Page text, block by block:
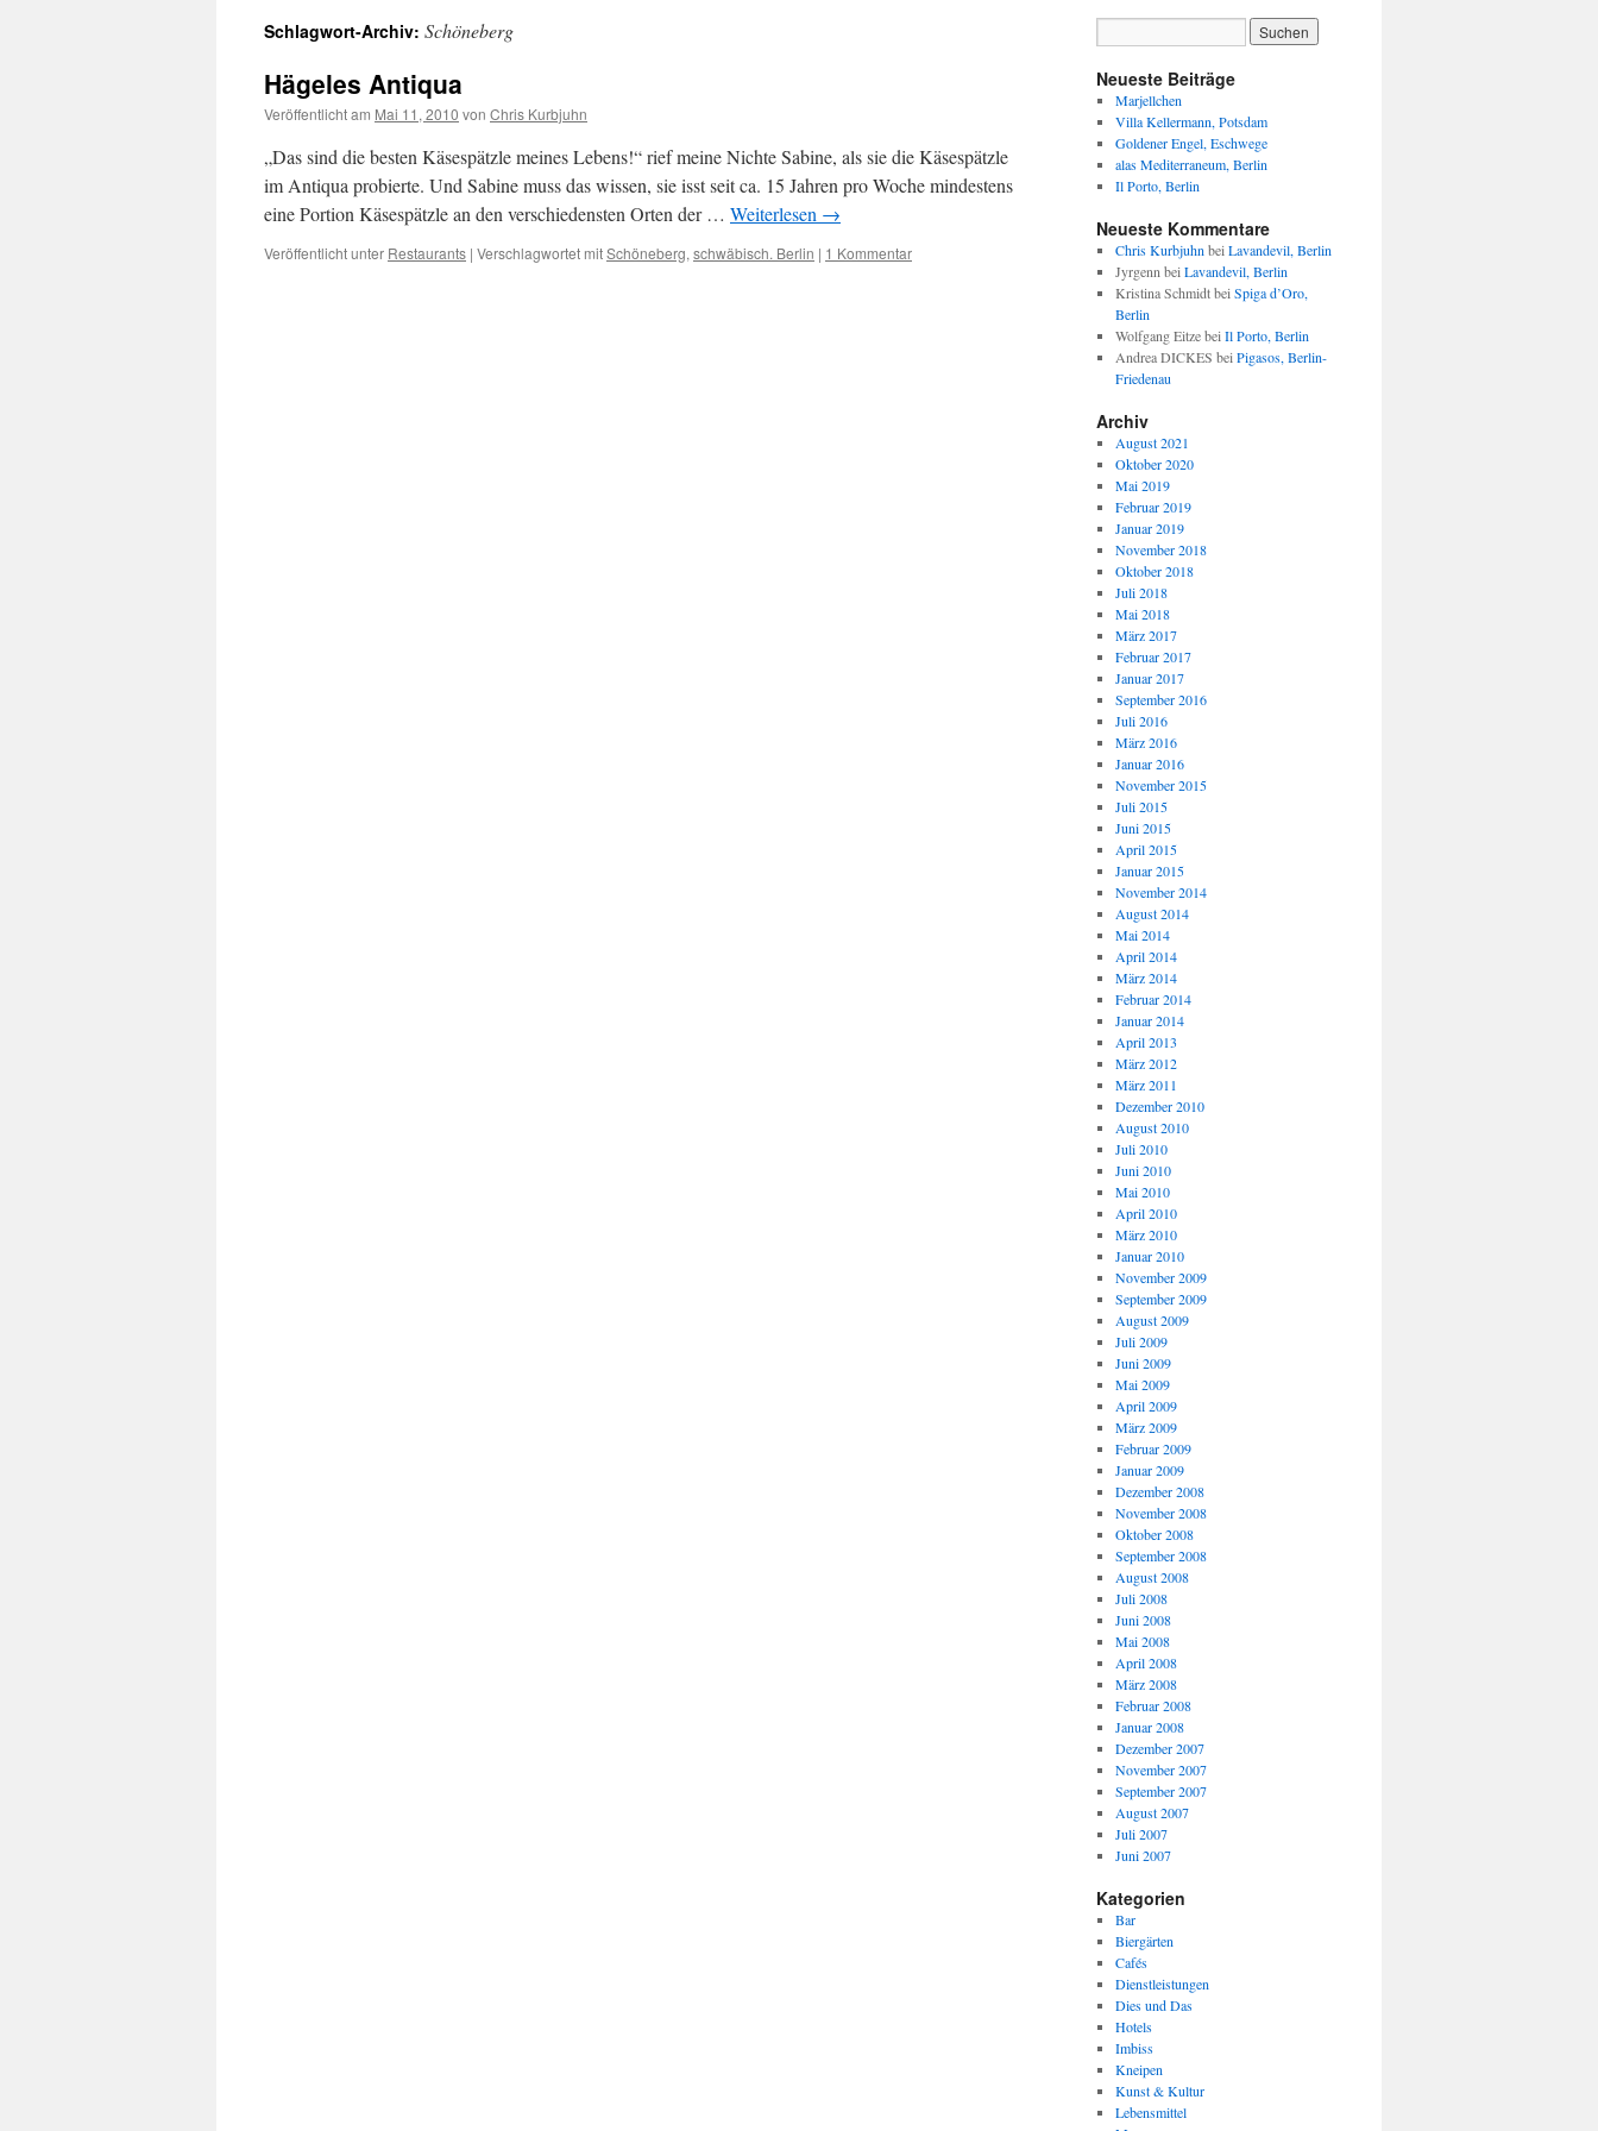
Schlagwort-Archiv: Schöneberg
Hägeles Antiqua
Veröffentlicht am Mai 11, 2010 von Chris Kurbjuhn
„Das sind die besten Käsespätzle meines Lebens!“ rief meine Nichte Sabine, als sie die Käsespätzle
im Antiqua probierte. Und Sabine muss das wissen, sie isst seit ca. 15 Jahren pro Woche mindestens
eine Portion Käsespätzle an den verschiedensten Orten der … Weiterlesen →
Veröffentlicht unter Restaurants | Verschlagwortet mitSchöneberg, schwäbisch. Berlin | 1 Kommentar
Neueste Beiträge
Marjellchen
Villa Kellermann, Potsdam
Goldener Engel, Eschwege
alas Mediterraneum, Berlin
Il Porto, Berlin
Neueste Kommentare
Chris Kurbjuhn bei Lavandevil, Berlin
Jyrgenn bei Lavandevil, Berlin
Kristina Schmidtbei Spiga d’Oro,
Berlin
Wolfgang Eitzebei Il Porto, Berlin
Andrea DICKES bei Pigasos, Berlin-
Friedenau
Archiv
August 2021
Oktober 2020
Mai 2019
Februar 2019
Januar 2019
November 2018
Oktober 2018
Juli 2018
Mai 2018
März 2017
Februar 2017
Januar 2017
September 2016
Juli 2016
März 2016
Januar 2016
November 2015
Juli 2015
Juni 2015
April 2015
Januar 2015
November 2014
August 2014
Mai 2014
April 2014
März 2014
Februar 2014
Januar 2014
April 2013
März 2012
März 2011
Dezember 2010
August 2010
Juli 2010
Juni 2010
Mai 2010
April 2010
März 2010
Januar 2010
November 2009
September 2009
August 2009
Juli 2009
Juni 2009
Mai 2009
April 2009
März 2009
Februar 2009
Januar 2009
Dezember 2008
November 2008
Oktober 2008
September 2008
August 2008
Juli 2008
Juni 2008
Mai 2008
April 2008
März 2008
Februar 2008
Januar 2008
Dezember 2007
November 2007
September 2007
August 2007
Juli 2007
Juni 2007
Kategorien
Bar
Biergärten
Cafés
Dienstleistungen
Dies und Das
Hotels
Imbiss
Kneipen
Kunst & Kultur
Lebensmittel